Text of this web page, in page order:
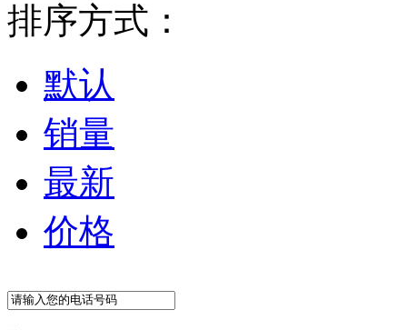
排序方式：
默认
销量
最新
价格